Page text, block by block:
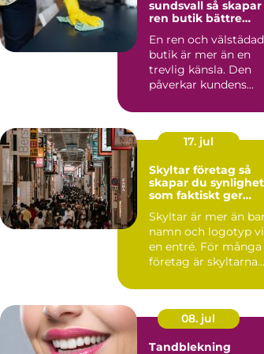
sundsvall så skapar
ren butik bättre
En ren och välstädad
butik är mer än en
trevlig känsla. Den
påverkar kundens
län...
17. jul
Skyltar företag så
skapar du synlighet
som faktiskt ger
Skyltar är mer än
namn och logotyp
en entré. För många
företag är skyltarna
08. jul
Tandblekning